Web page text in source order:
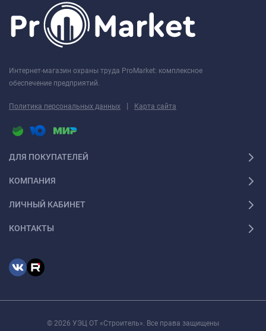
Интернет-магазин охраны труда ProMarket: комплексное
обеспечение предприятий.
Политика персональных данных | Карта сайта
ДЛЯ ПОКУПАТЕЛЕЙ
КОМПАНИЯ
ЛИЧНЫЙ КАБИНЕТ
КОНТАКТЫ
© 2026 УЭЦ ОТ «Строитель». Все права защищены